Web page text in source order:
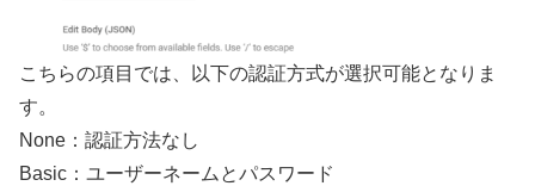
こちらの項目では、以下の認証方式が選択可能となりま
す。
None：認証方法なし
Basic：ユーザーネームとパスワード